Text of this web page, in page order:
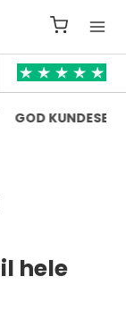
7
hele